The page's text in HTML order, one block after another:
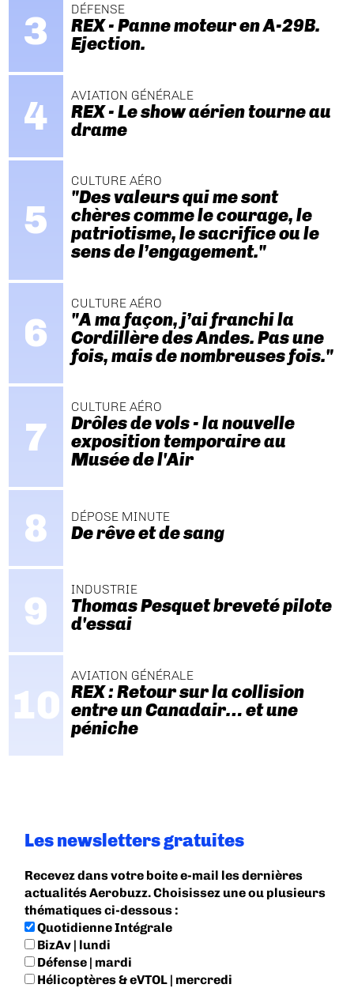
DÉFENSE
REX - Panne moteur en A-29B.
Ejection.
AVIATION GÉNÉRALE
REX - Le show aérien tourne au
drame
CULTURE AÉRO
"Des valeurs qui me sont
chères comme le courage, le
patriotisme, le sacrifice ou le
sens de l’engagement."
CULTURE AÉRO
"A ma façon, j’ai franchi la
Cordillère des Andes. Pas une
fois, mais de nombreuses fois."
CULTURE AÉRO
Drôles de vols - la nouvelle
exposition temporaire au
Musée de l'Air
DÉPOSE MINUTE
De rêve et de sang
INDUSTRIE
Thomas Pesquet breveté pilote
d'essai
AVIATION GÉNÉRALE
REX : Retour sur la collision
entre un Canadair… et une
péniche
Les newsletters gratuites
Recevez dans votre boite e-mail les dernières
actualités Aerobuzz. Choisissez une ou plusieurs
thématiques ci-dessous :
Quotidienne Intégrale
BizAv | lundi
Défense | mardi
Hélicoptères & eVTOL | mercredi